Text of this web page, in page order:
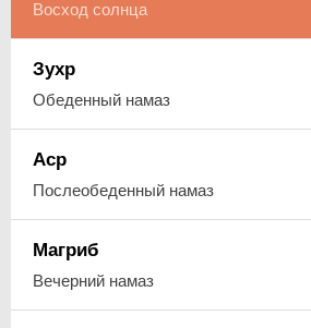
Восход солнца
Зухр
Обеденный намаз
Аср
Послеобеденный намаз
Магриб
Вечерний намаз